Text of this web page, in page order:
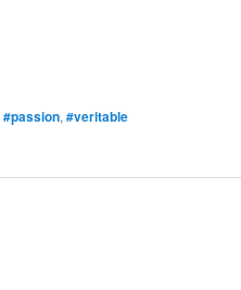
#passion, #veritable